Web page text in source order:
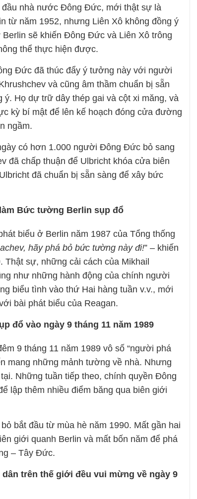
nhà nước Đông Đức, mới thật sự là
từ năm 1952, nhưng Liên Xô không đồng ý
sẽ khiến Đông Đức và Liên Xô trông
thể thực hiện được.
Đức đã thúc đẩy ý tưởng này với người
và cũng âm thầm chuẩn bị sẵn
ý. Họ dự trữ dây thép gai và cột xi măng, và
kỳ bí mật để lên kế hoạch đóng cửa đường
ngầm.
có hơn 1.000 người Đông Đức bỏ sang
đã chấp thuận để Ulbricht khóa cửa biên
đã chuẩn bị sẵn sàng để xây bức
Bức tường Berlin sụp đổ
biểu ở Berlin năm 1987 của Tổng thống
hãy phá bỏ bức tường này đi!” – khiến
sự, những cải cách của Mikhail
như những hành động của chính người
biểu tình vào thứ Hai hàng tuần v.v., mới
bài phát biểu của Reagan.
đổ vào ngày 9 tháng 11 năm 1989
9 tháng 11 năm 1989 vô số “người phá
mang những mảnh tường về nhà. Nhưng
Những tuần tiếp theo, chính quyền Đông
lập thêm nhiều điểm băng qua biên giới
bắt đầu từ mùa hè năm 1990. Mất gần hai
giới quanh Berlin và mất bốn năm để phá
– Tây Đức.
trên thế giới đều vui mừng về ngày 9